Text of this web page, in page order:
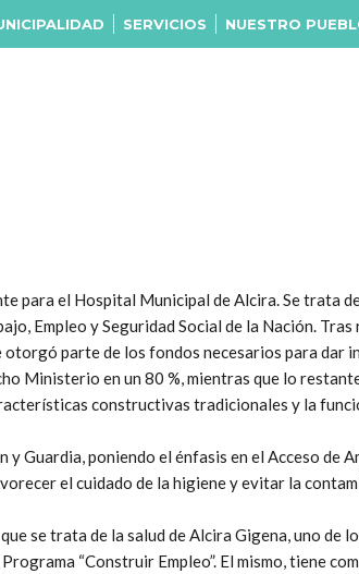
SERVICIOS NUESTRO
para el Hospital Municipal de Alcira. Se trata
Empleo y Seguridad Social de la Nación.
parte de los fondos necesarios para dar
Ministerio en un 80 %, mientras que lo
constructivas tradicionales y la
Guardia, poniendo el énfasis en el Acceso de
el cuidado de la higiene y evitar la
se trata de la salud de Alcira Gigena, uno de
“Construir Empleo”. El mismo, tiene